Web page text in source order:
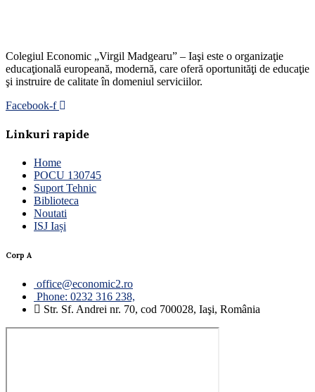
Colegiul Economic „Virgil Madgearu” – Iaşi este o organizaţie
educaţională europeană, modernă, care oferă oportunităţi de educaţie
şi instruire de calitate în domeniul serviciilor.
Facebook-f
Linkuri rapide
Home
POCU 130745
Suport Tehnic
Biblioteca
Noutati
ISJ Iași
Corp A
office@economic2.ro
Phone: 0232 316 238,
Str. Sf. Andrei nr. 70, cod 700028, Iaşi, România